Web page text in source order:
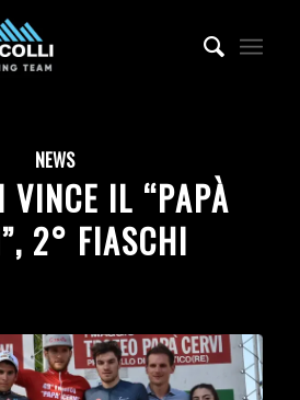
NEWS
VINCE IL “PAPÀ
2° FIASCHI